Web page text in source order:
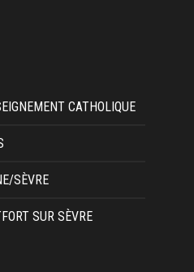
CATHOLIQUE
SÈVRE
SUR SÈVRE